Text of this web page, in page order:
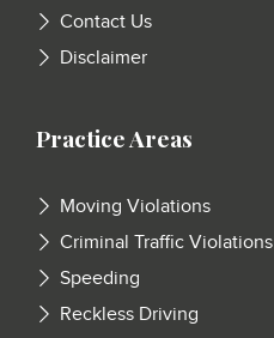
Contact Us
Disclaimer
Practice Areas
Moving Violations
Criminal Traffic Violations
Speeding
Reckless Driving